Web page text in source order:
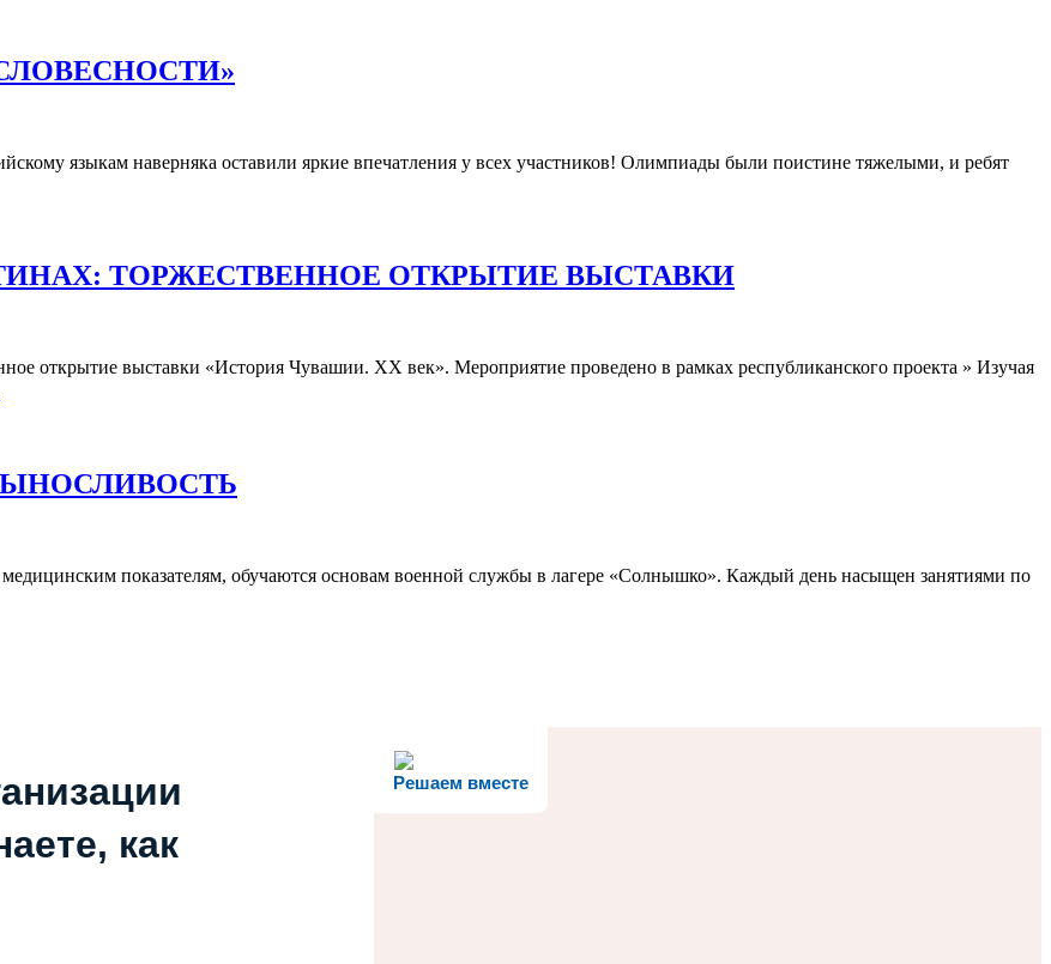
языкам наверняка оставили яркие впечатления у всех участников! Олимпиады были поистине тяжелыми, и ребят
ТОРЖЕСТВЕННОЕ ОТКРЫТИЕ ВЫСТАВКИ
выставки «История Чувашии. XX век». Мероприятие проведено в рамках республиканского проекта » Изучая
показателям, обучаются основам военной службы в лагере «Солнышко». Каждый день насыщен занятиями по
Решаем вместе
как